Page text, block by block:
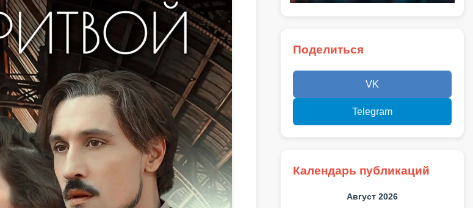
Поделиться
VK
Telegram
Календарь публикаций
Август 2026